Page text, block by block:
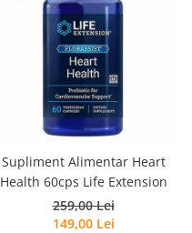
Supliment Alimentar Heart
Health 60cps Life Extension
259,00 Lei
149,00 Lei